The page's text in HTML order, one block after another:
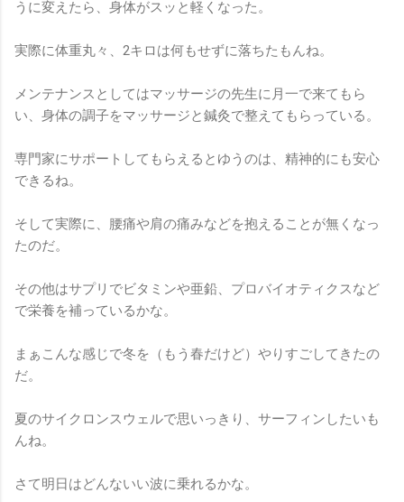
うに変えたら、身体がスッと軽くなった。
実際に体重丸々、2キロは何もせずに落ちたもんね。
メンテナンスとしてはマッサージの先生に月一で来てもら
い、身体の調子をマッサージと鍼灸で整えてもらっている。
専門家にサポートしてもらえるとゆうのは、精神的にも安心
できるね。
そして実際に、腰痛や肩の痛みなどを抱えることが無くなっ
たのだ。
その他はサプリでビタミンや亜鉛、プロバイオティクスなど
で栄養を補っているかな。
まぁこんな感じで冬を（もう春だけど）やりすごしてきたの
だ。
夏のサイクロンスウェルで思いっきり、サーフィンしたいも
んね。
さて明日はどんないい波に乗れるかな。